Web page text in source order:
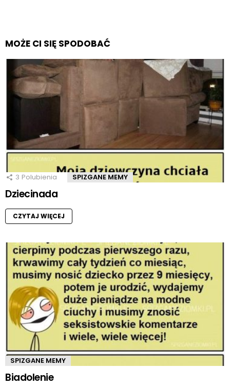
MOŻE CI SIĘ SPODOBAĆ
3 Polubienia SPIZGANE MEMY
Dziecinada
CZYTAJ WIĘCEJ
SPIZGANE MEMY
Biadolenie